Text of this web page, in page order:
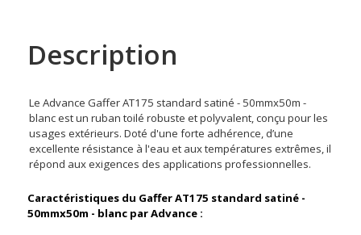
Description
Le Advance Gaffer AT175 standard satiné - 50mmx50m -
blanc est un ruban toilé robuste et polyvalent, conçu pour les
usages extérieurs. Doté d'une forte adhérence, d’une
excellente résistance à l'eau et aux températures extrêmes, il
répond aux exigences des applications professionnelles.
Caractéristiques du Gaffer AT175 standard satiné -
50mmx50m - blanc par Advance :